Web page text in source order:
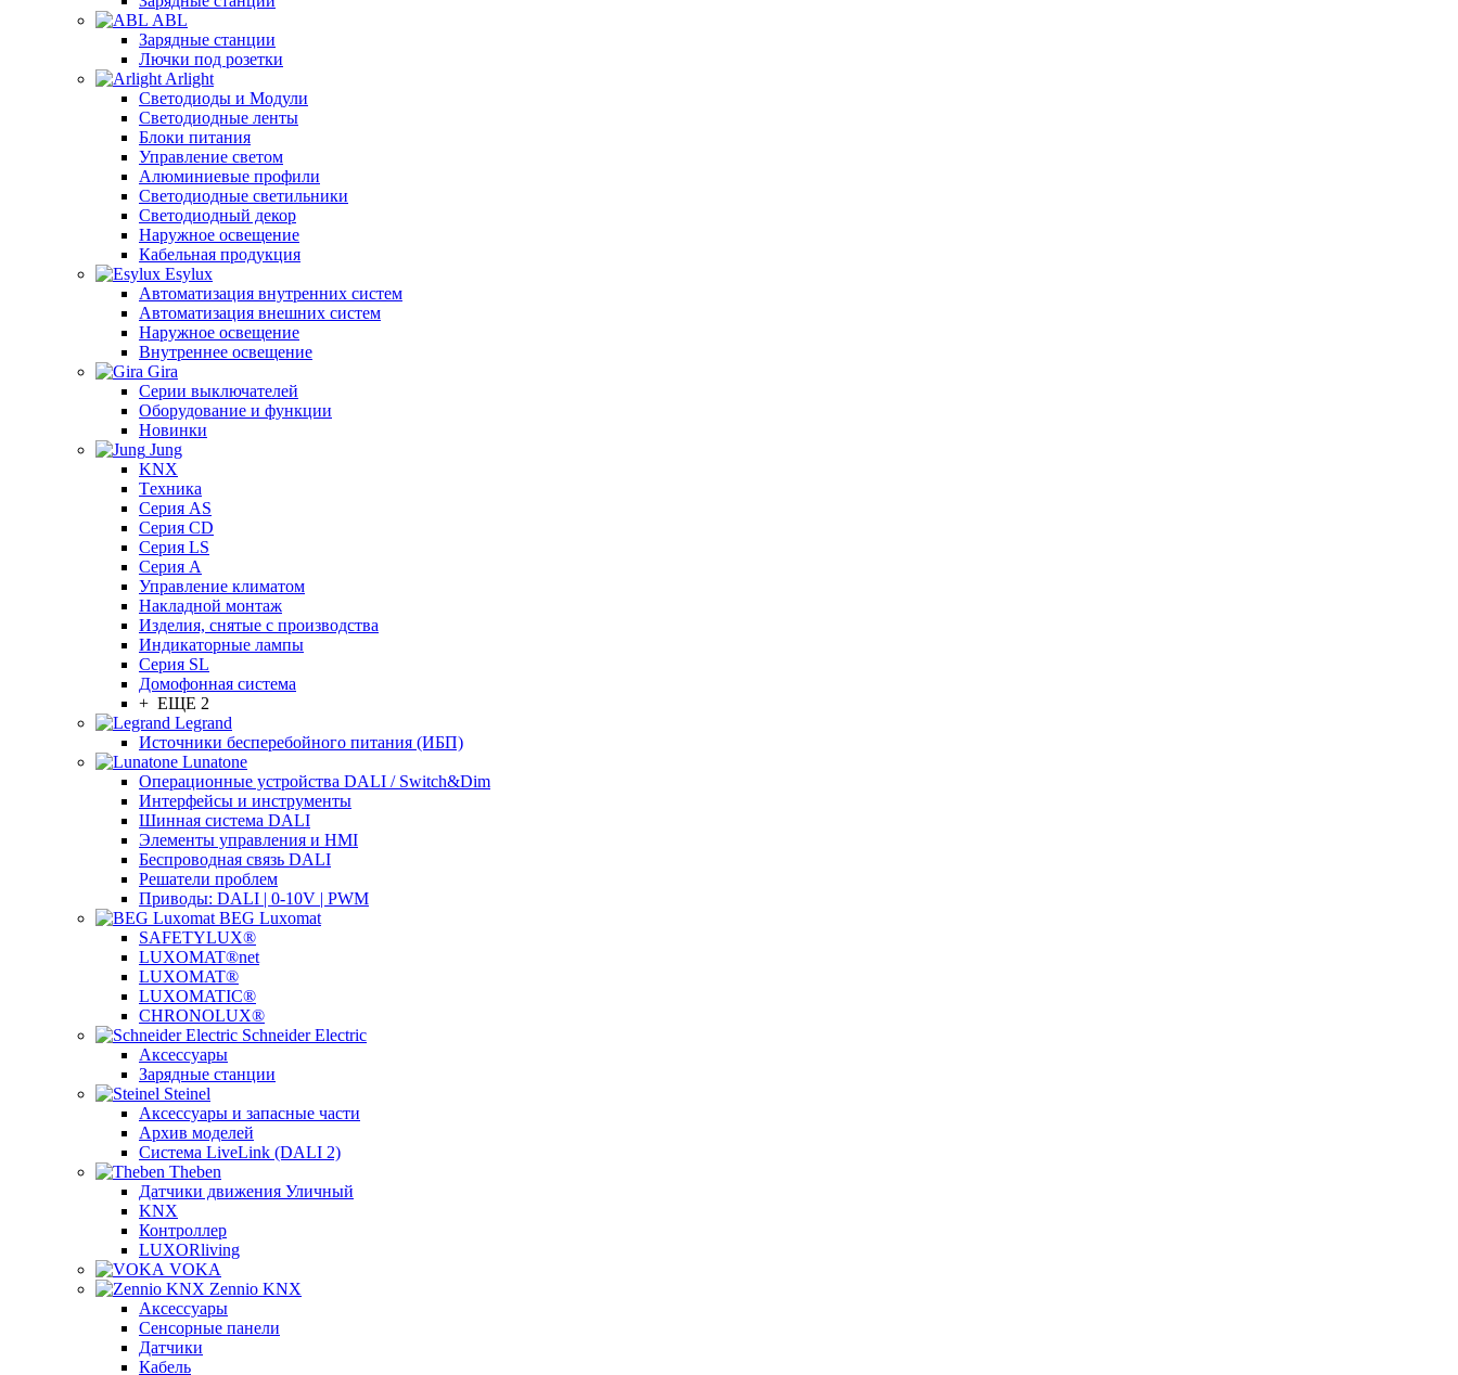
ABL
Зарядные станции
Лючки под розетки
Arlight
Светодиоды и Модули
Светодиодные ленты
Блоки питания
Управление светом
Алюминиевые профили
Светодиодные светильники
Светодиодный декор
Наружное освещение
Кабельная продукция
Esylux
Автоматизация внутренних систем
Автоматизация внешних систем
Наружное освещение
Внутреннее освещение
Gira
Серии выключателей
Оборудование и функции
Новинки
Jung
KNX
Tехника
Серия AS
Серия CD
Серия LS
Серия A
Управление климатом
Накладной монтаж
Изделия, снятые с производства
Индикаторные лампы
Серия SL
Домофонная система
+ ЕЩЕ 2
Legrand
Источники бесперебойного питания (ИБП)
Lunatone
Операционные устройства DALI / Switch&Dim
Интерфейсы и инструменты
Шинная система DALI
Элементы управления и HMI
Беспроводная связь DALI
Решатели проблем
Приводы: DALI | 0-10V | PWM
BEG Luxomat
SAFETYLUX®
LUXOMAT®net
LUXOMAT®
LUXOMATIC®
CHRONOLUX®
Schneider Electric
Аксессуары
Зарядные станции
Steinel
Аксессуары и запасные части
Архив моделей
Система LiveLink (DALI 2)
Theben
Датчики движения Уличный
KNX
Контроллер
LUXORliving
VOKA
Zennio KNX
Аксессуары
Сенсорные панели
Датчики
Кабель